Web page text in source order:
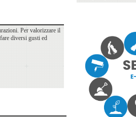
Per valorizzare il
diversi gusti ed